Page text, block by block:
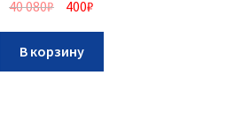
40 080₽ 400₽
В корзину